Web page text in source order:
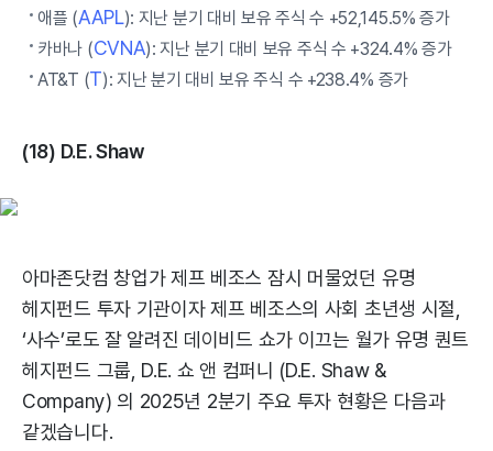
애플 (AAPL): 지난 분기 대비 보유 주식 수 +52,145.5% 증가
카바나 (CVNA): 지난 분기 대비 보유 주식 수 +324.4% 증가
AT&T (T): 지난 분기 대비 보유 주식 수 +238.4% 증가
(18) D.E. Shaw
아마존닷컴 창업가 제프 베조스 잠시 머물었던 유명
헤지펀드 투자 기관이자 제프 베조스의 사회 초년생 시절,
‘사수’로도 잘 알려진 데이비드 쇼가 이끄는 월가 유명 퀀트
헤지펀드 그룹, D.E. 쇼 앤 컴퍼니 (D.E. Shaw &
Company) 의 2025년 2분기 주요 투자 현황은 다음과
같겠습니다.